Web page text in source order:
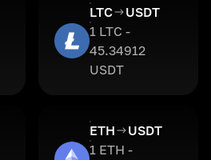
LTC
USDT
1 LTC -
45.34912
USDT
ETH
USDT
1 ETH -